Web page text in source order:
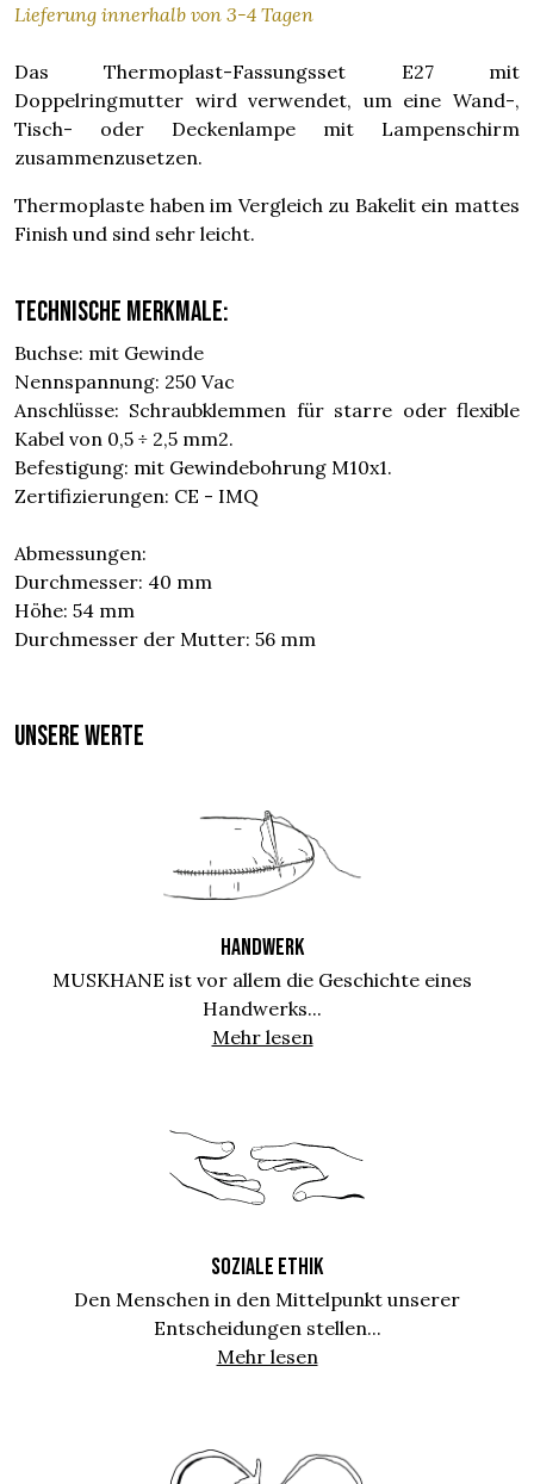
Lieferung innerhalb von 3-4 Tagen
Das Thermoplast-Fassungsset E27 mit
Doppelringmutter wird verwendet, um eine Wand-,
Tisch- oder Deckenlampe mit Lampenschirm
zusammenzusetzen.
Thermoplaste haben im Vergleich zu Bakelit ein mattes
Finish und sind sehr leicht.
Technische Merkmale:
Buchse: mit Gewinde
Nennspannung: 250 Vac
Anschlüsse: Schraubklemmen für starre oder flexible
Kabel von 0,5 ÷ 2,5 mm2.
Befestigung: mit Gewindebohrung M10x1.
Zertifizierungen: CE - IMQ
Abmessungen:
Durchmesser: 40 mm
Höhe: 54 mm
Durchmesser der Mutter: 56 mm
UNSERE WERTE
HANDWERK
MUSKHANE ist vor allem die Geschichte eines
Handwerks...
Mehr lesen
SOZIALE ETHIK
Den Menschen in den Mittelpunkt unserer
Entscheidungen stellen...
Mehr lesen